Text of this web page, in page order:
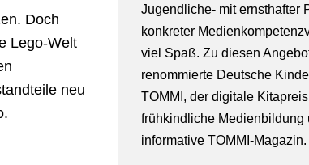
Doch
Lego-Welt
neu
Jugendliche- mit ernsthafter
konkreter
viel Spaß. Zu diesen
renommierte Deutsche
TOMMI, der digitale
frühkindliche Medienbildung
informative TOMMI-Magazin.